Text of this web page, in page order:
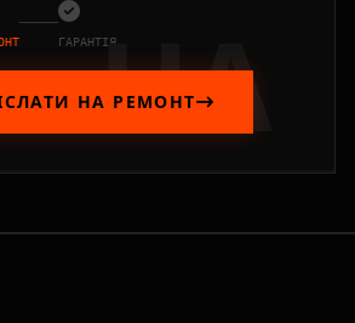
ГАРАНТІЯUA
НА РЕМОНТ